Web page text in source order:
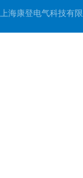
上海康登电气科技有